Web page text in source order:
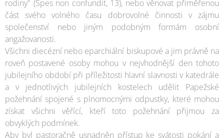
rodiny" (Spes non confundit, 13), nebo věnovat přiměřenou
část svého volného času dobrovolné činnosti v zájmu
společenství nebo jiným podobným formám osobní
angažovanosti.
Všichni diecézní nebo eparchiální biskupové a jim právně na
roveň postavené osoby mohou v nejvhodnější den tohoto
jubilejního období při příležitosti hlavní slavnosti v katedrále
a v jednotlivých jubilejních kostelech udělit Papežské
požehnání spojené s plnomocnými odpustky, které mohou
získat všichni věřící, kteří toto požehnání přijmou za
obvyklých podmínek.
Aby byl pastoračně usnadněn přístup ke svátosti pokání a